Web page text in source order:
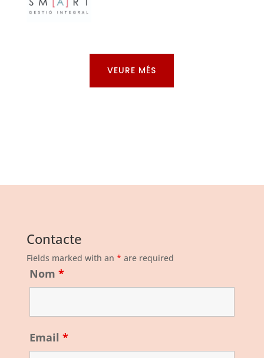
VEURE MÉS
Contacte
Fields marked with an * are required
Nom *
Email *